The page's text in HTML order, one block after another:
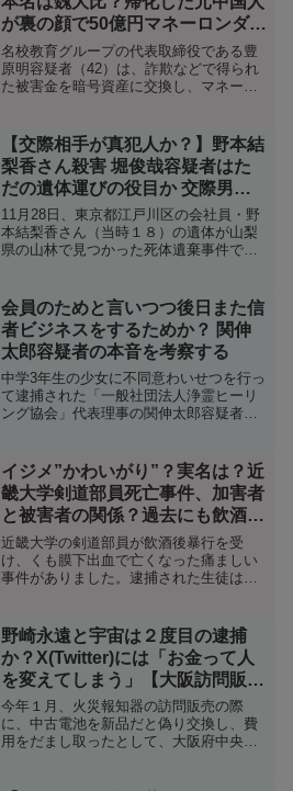
が裏の顔で50億円マネーロンダリ
ング（資金洗浄）か
名校教育グループの代表取締役である豊
原明容疑者（42）は、詐欺などで得られ
た被害金を暗号資産に交換し、マネーロ
億円にのぼることがわかりました。 豊原
容疑者は、他人名義の暗号資産口座を悪
用し、マネーロンダリング目的で暗号資
産口座使用かつ不正アクセスの疑いも持
たれています。また調べてみると豊原明
容疑者は帰化した元中国人の疑いも出て
きました。名校教育グループとマネーロ
ンダリングの関係について調べてみまし
【交際相手が真犯人か？】野本結
梨香さん殺害 堀俊哉容疑者はた
だの遺体運びの役目か 交際男性
が横領した車を返せなかった理由
は？
11月28日、東京都江戸川区の会社員・野
本結梨香さん（当時１８）の遺体が山梨
県の山林で見つかった死体遺棄事件で、
野本さんの交際相手（３１）の使用した
車から見つかっています。堀俊哉容疑者
は「何かわからないものを運んだ」と供
述していることから真犯人は交際相手で
はないかと噂されています。調べてみま
した。
会員のためと言いつつ後日また信
者ビジネスをするためか？ 関伸
太郎容疑者の本音を考察する
中学3年生の少女に不同意わいせつを行っ
て逮捕された「一般社団法人浄霊ヒーリ
ング協会」代表理事の関伸太郎容疑者。
というのです。最もらしく「霊感商法で
訴えられている」「会員の皆さんも加害
者となる可能性がある」などとうそぶき
あたかも会員を守るような立場で発言を
繰り返した関伸太郎容疑者。その発言の
真意を考察します。
イジメ”かわいがり”？実名は？近
畿大学剣道部員死亡事件、加害者
と被害者の関係？過去にも飲酒死
亡事件
近畿大学の剣道部員が飲酒後暴行を受
け、くも膜下出血で亡くなった痛ましい
事件がありました。逮捕された生徒は同
いたといいます。逮捕された男子部員
は、「先に、泥酔した被害者が殴ってき
たので殴り返した」と言っていますが、
正当防衛でしょうかそれとも傷害による
殺人でしょうか。そして近畿大学剣道部
や容疑者の実名について調べてみまし
た。
野崎永遠と宇宙は２度目の逮捕
か？X(Twitter)には「お金って人
を変えてしまう」【大阪訪問販売
詐欺】
今年１月、火災報知器の訪問販売の際
に、中古電池を新品だと偽り交換し、費
用をだまし取ったとして、大阪府中央区